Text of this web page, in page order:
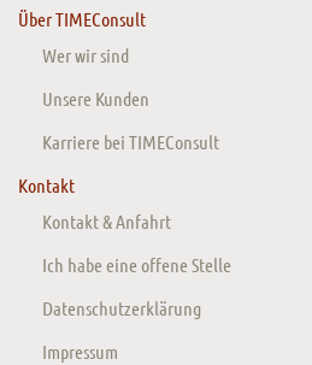
Über TIMEConsult
Wer wir sind
Unsere Kunden
Karriere bei TIMEConsult
Kontakt
Kontakt & Anfahrt
Ich habe eine offene Stelle
Datenschutzerklärung
Impressum